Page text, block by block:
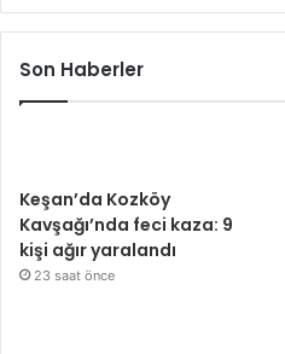
Son Haberler
Keşan’da Kozköy
Kavşağı’nda feci kaza: 9
kişi ağır yaralandı
23 saat önce